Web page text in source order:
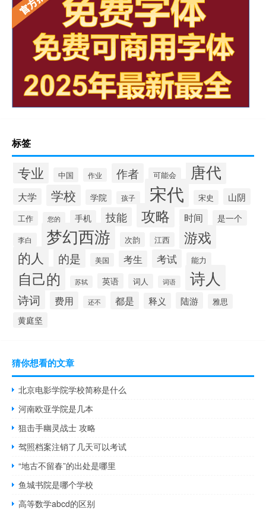
标签
专业 中国 作业 作者 可能会 唐代
大学 学校 学院 孩子 宋代 宋史 山阴
工作 您的 手机 技能 攻略 时间 是一个
李白 梦幻西游 次韵 江西 游戏
的人 的是 美国 考生 考试 能力
自己的 苏轼 英语 词人 词语 诗人
诗词 费用 还不 都是 释义 陆游 雅思
黄庭坚
猜你想看的文章
北京电影学院学校简称是什么
河南欧亚学院是几本
狙击手幽灵战士 攻略
驾照档案注销了几天可以考试
“地古不留春”的出处是哪里
鱼城书院是哪个学校
高等数学abcd的区别